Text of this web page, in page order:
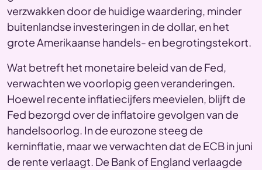
verzwakken door de huidige waardering, minder
buitenlandse investeringen in de dollar, en het
grote Amerikaanse handels- en begrotingstekort.
Wat betreft het monetaire beleid van de Fed,
verwachten we voorlopig geen veranderingen.
Hoewel recente inflatiecijfers meevielen, blijft de
Fed bezorgd over de inflatoire gevolgen van de
handelsoorlog. In de eurozone steeg de
kerninflatie, maar we verwachten dat de ECB in juni
de rente verlaagt. De Bank of England verlaagde